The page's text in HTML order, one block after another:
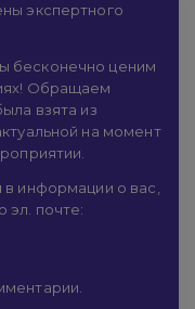
экспертного
бесконечно ценим
Обращаем
взята из
на момент
информации о вас,
эл. почте: